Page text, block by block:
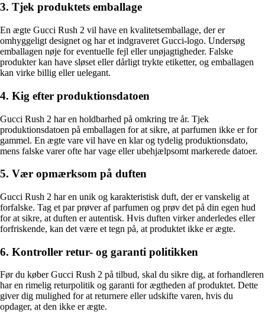
3. Tjek produktets emballage
En ægte Gucci Rush 2 vil have en kvalitetsemballage, der er
omhyggeligt designet og har et indgraveret Gucci-logo. Undersøg
emballagen nøje for eventuelle fejl eller unøjagtigheder. Falske
produkter kan have sløset eller dårligt trykte etiketter, og emballagen
kan virke billig eller uelegant.
4. Kig efter produktionsdatoen
Gucci Rush 2 har en holdbarhed på omkring tre år. Tjek
produktionsdatoen på emballagen for at sikre, at parfumen ikke er for
gammel. En ægte vare vil have en klar og tydelig produktionsdato,
mens falske varer ofte har vage eller ubehjælpsomt markerede datoer.
5. Vær opmærksom på duften
Gucci Rush 2 har en unik og karakteristisk duft, der er vanskelig at
forfalske. Tag et par prøver af parfumen og prøv det på din egen hud
for at sikre, at duften er autentisk. Hvis duften virker anderledes eller
forfriskende, kan det være et tegn på, at produktet ikke er ægte.
6. Kontroller retur- og garanti politikken
Før du køber Gucci Rush 2 på tilbud, skal du sikre dig, at forhandleren
har en rimelig returpolitik og garanti for ægtheden af produktet. Dette
giver dig mulighed for at returnere eller udskifte varen, hvis du
opdager, at den ikke er ægte.